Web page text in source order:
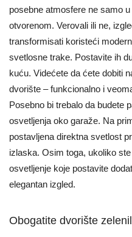
posebne atmosfere ne samo
otvorenom. Verovali ili ne,
transformisati koristeći
svetlosne trake. Postavite ih
kuću. Videćete da ćete dobiti
dvorište – funkcionalno i
Posebno bi trebalo da budete
osvetljenja oko garaže. Na
postavljena direktna svetlost
izlaska. Osim toga, ukoliko
osvetljenje koje postavite
elegantan izgled.
Obogatite dvorište